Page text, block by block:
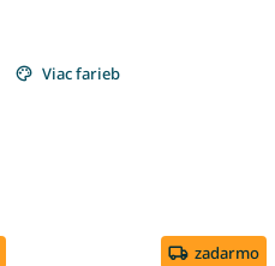
Viac farieb
zadarmo